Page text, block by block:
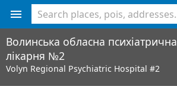
Волинська обласна психіатрична
лікарня №2
Volyn Regional Psychiatric Hospital #2
<% console.log(hcard) %>